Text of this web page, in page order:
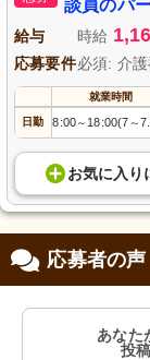
談員のパ
給与 時給
応募要件必須: 介
就業時間
日勤 8:00～ 18:00(7 ～
お気に入り
応募者の声
あなた
投